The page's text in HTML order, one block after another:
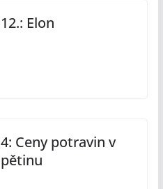
Elon
Ceny potravin v